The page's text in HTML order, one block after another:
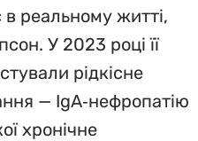
реальному житті,
У 2023 році її
рідкісне
— IgA‑нефропатію
хронічне